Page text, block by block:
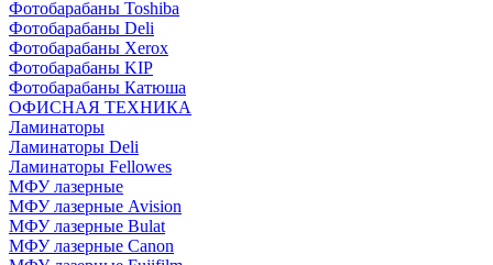
Фотобарабаны Toshiba
Фотобарабаны Deli
Фотобарабаны Xerox
Фотобарабаны KIP
Фотобарабаны Катюша
ОФИСНАЯ ТЕХНИКА
Ламинаторы
Ламинаторы Deli
Ламинаторы Fellowes
МФУ лазерные
МФУ лазерные Avision
МФУ лазерные Bulat
МФУ лазерные Canon